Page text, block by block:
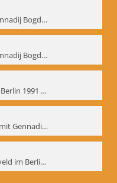
Probeaufnahmen mit Gennadij Bogdanow und Aufnahmen von Biomechanik-Workshop, Berlin 1991 - Interne Signatur: BM-vid-46
Probeaufnahmen mit Gennadij Bogdanow und Aufnahmen von Biomechanik-Workshop, Berlin 1991, Ausschnitt 2 - Interne Signatur: BM-vid-46_A2
Biomechanik-Workshop, Berlin 1991 und Probeaufnahmen mit Gennadij Bogdanow - Interne Signatur: BM-vid-47
Biomechanik-Workshop mit Gennadij Bogdanow, Berlin 1991 - Interne Signatur: BM-vid-48
Vortrag von Loek Zonneveld im Berliner Ensemble am 04.10.1991 - Interne Signatur: BM-vid-49